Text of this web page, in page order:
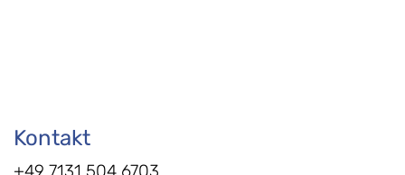
Kontakt
+49 7131 504 6703